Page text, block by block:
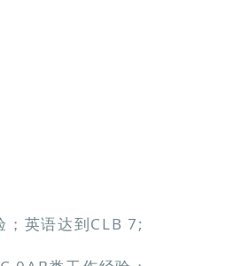
英语达到CLB 7;